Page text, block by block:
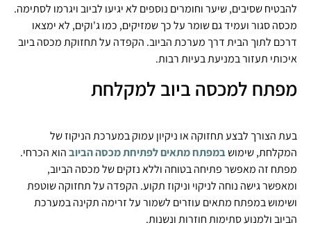
להבטיח שסיבים, שיער וחומרים נוספים לא יגיעו לביוב ויגרמו לסתימה.
מכסה סגור ועמיד גם שומר על כך שמזיקים, כמו ג'וקים, לא ימצאו
דרכם לתוך הבית דרך מערכת הביוב. הקפדה על תחזוקת מכסה ביוב
איכותי תעזור במניעת בעיות רבות.
מפתח למכסה ביוב למקלחת
בעת הצורך לבצע תחזוקה או ניקיון עמוק במערכת הניקוז של
המקלחת, שימושבמפתח מתאים לפתיחת מכסה הביובהוא הכרחי.
מפתח זה מאפשר פתיחה בטוחה וללא נזקים של מכסה הביוב,
ומאפשר גישה נוחה לניקוי וניקוז תקוע. הקפדה על תחזוקה שוטפת
ושימוש במפתח מתאים עוזרים לשמור על זרימה תקינה במערכת
הביוב ולמנוע סתימות חוזרות ונשנות.